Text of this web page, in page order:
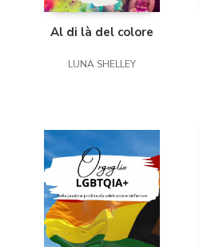
Al di là del colore
LUNA SHELLEY